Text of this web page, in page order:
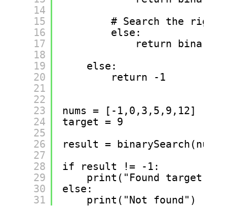
14
15
16
17
18
19
20
21
22
23
24
25
26
27
28
29
30
31
# Search the right
else:
return
else:
return -1
nums = [-1,0,3,5,9,12]
target = 9
result =
if result != -1:
print("Found target
else:
print("Not found")